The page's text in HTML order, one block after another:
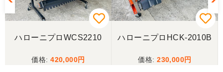
ハローニプロWCS2210
420,000
ハローニプロHCK-2010B
230,000